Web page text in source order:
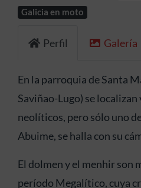
Galicia en moto
Perfil Galería
En la parroquia de Santa
Saviñao-Lugo) se
neolíticos, pero sólo uno
Abuime, se halla con su
El dolmen y el menhir son
período Megalítico, cuya